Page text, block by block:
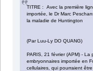
TITRE : Avec la première
importée, le Dr Marc
la maladie de Huntington
(Par Luu-Ly DO QUANG)
PARIS, 21 février (APM) - La
embryonnaires importée en
cellulaires, qui pourraient